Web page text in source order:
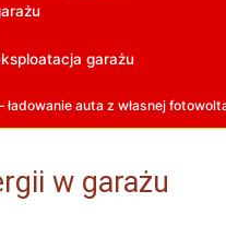
garażu
auta z własnej
w garażu